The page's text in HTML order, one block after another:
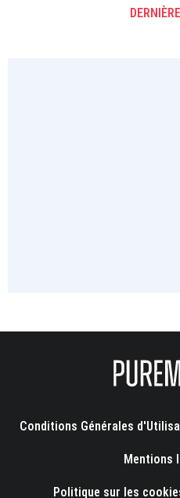
Conditions Générales
Mentions
Politique sur les